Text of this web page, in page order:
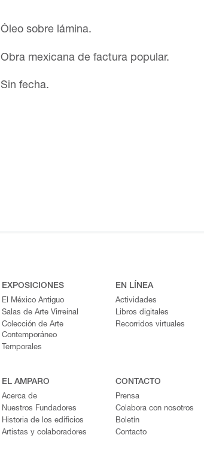
Óleo sobre lámina.
Obra mexicana de factura popular.
Sin fecha.
EXPOSICIONES
El México Antiguo
Salas de Arte Virreinal
Colección de Arte
Contemporáneo
Temporales
EN LÍNEA
Actividades
Libros digitales
Recorridos virtuales
EL AMPARO
Acerca de
Nuestros Fundadores
Historia de los edificios
Artistas y colaboradores
CONTACTO
Prensa
Colabora con nosotros
Boletín
Contacto